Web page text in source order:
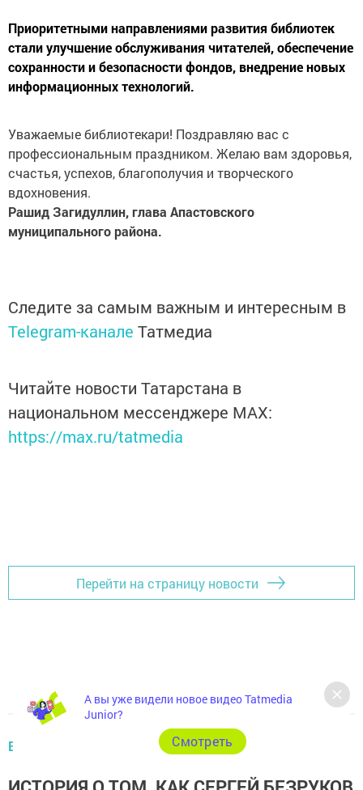
Приоритетными направлениями развития библиотек
стали улучшение обслуживания читателей, обеспечение
сохранности и безопасности фондов, внедрение новых
информационных технологий.
Уважаемые библиотекари! Поздравляю вас с
профессиональным праздником. Желаю вам здоровья,
счастья, успехов, благополучия и творческого
вдохновения.
Рашид Загидуллин, глава Апастовского
муниципального района.
Следите за самым важным и интересным в
Telegram-канале Татмедиа
Читайте новости Татарстана в
национальном мессенджере MАХ:
https://max.ru/tatmedia
Перейти на страницу новости
В РЕСПУБЛИКЕ
А вы уже видели новое видео Tatmedia
Junior?
Cмотреть